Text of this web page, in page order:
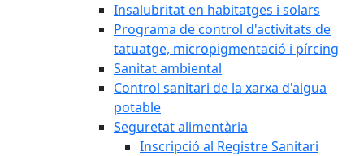
Insalubritat en habitatges i solars
Programa de control d'activitats de
tatuatge, micropigmentació i pírcing
Sanitat ambiental
Control sanitari de la xarxa d'aigua
potable
Seguretat alimentària
Inscripció al Registre Sanitari